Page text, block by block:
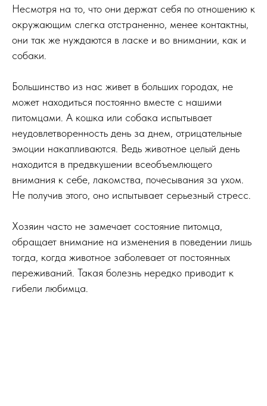
Несмотря на то, что они держат себя по отношению к
окружающим слегка отстраненно, менее контактны,
они так же нуждаются в ласке и во внимании, как и
собаки.
Большинство из нас живет в больших городах, не
может находиться постоянно вместе с нашими
питомцами. А кошка или собака испытывает
неудовлетворенность день за днем, отрицательные
эмоции накапливаются. Ведь животное целый день
находится в предвкушении всеобъемлющего
внимания к себе, лакомства, почесывания за ухом.
Не получив этого, оно испытывает серьезный стресс.
Хозяин часто не замечает состояние питомца,
обращает внимание на изменения в поведении лишь
тогда, когда животное заболевает от постоянных
переживаний. Такая болезнь нередко приводит к
гибели любимца.